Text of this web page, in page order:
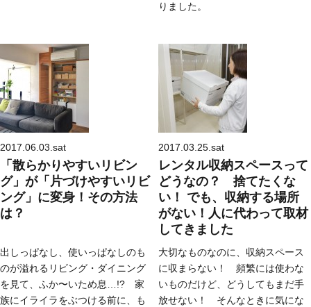
りました。
2017.06.03.sat
「散らかりやすいリビン
グ」が「片づけやすいリビ
ング」に変身！その方法
は？
出しっぱなし、使いっぱなしのも
のが溢れるリビング・ダイニング
を見て、ふか〜いため息…!? 家
族にイライラをぶつける前に、も
2017.03.25.sat
レンタル収納スペースって
どうなの？ 捨てたくな
い！ でも、収納する場所
がない！人に代わって取材
してきました
大切なものなのに、収納スペース
に収まらない！ 頻繁には使わな
いものだけど、どうしてもまだ手
放せない！ そんなときに気にな